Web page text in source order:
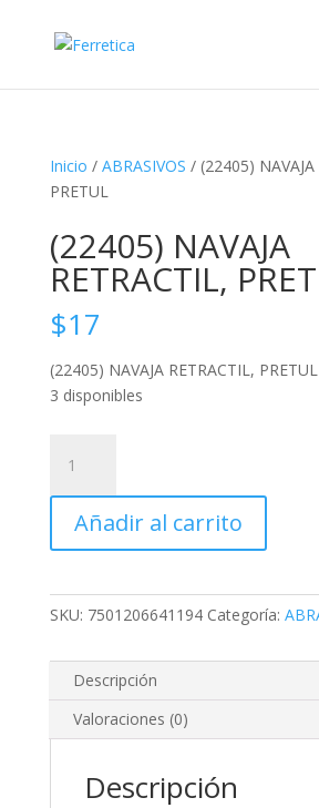
Inicio / ABRASIVOS / (22405) NAVAJA
PRETUL
(22405) NAVAJA
RETRACTIL,
$17
(22405) NAVAJA RETRACTIL, PRETUL
3 disponibles
NAVAJA
RETRACTIL,
PRETUL
cantidad
Añadir al carrito
SKU: 7501206641194 Categoría:
Descripción
Valoraciones (0)
Descripción